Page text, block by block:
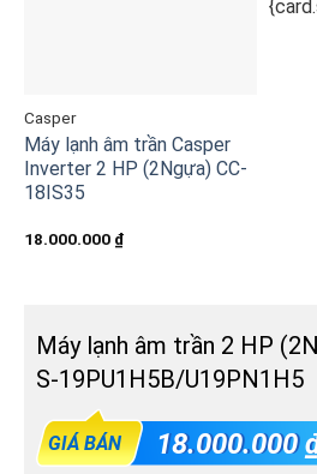
Casper
Máy lạnh âm trần Casper
Inverter 2 HP (2Ngựa) CC-
18IS35
18.000.000 ₫
Máy lạnh âm trần 2 HP
S-19PU1H5B/U19PN1H5
GIÁ BÁN 18.000.000